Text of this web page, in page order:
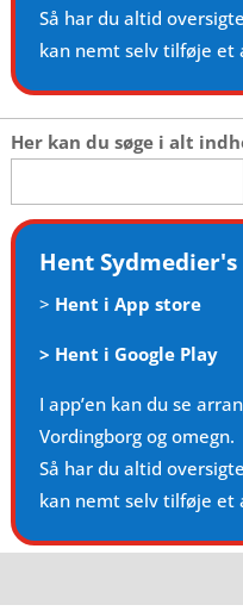
Så har du altid
kan nemt selv tilføje et
Her kan du søge i alt
efter:
Hent
> Hent i App store
> Hent i Google Play
I app’en kan du se
Vordingborg og omegn.
Så har du altid
kan nemt selv tilføje et